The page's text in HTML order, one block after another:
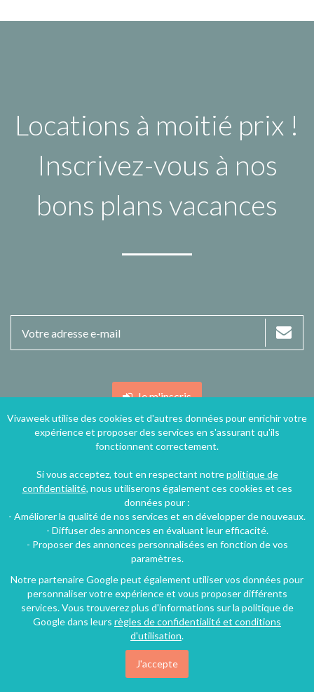
Locations à moitié prix !
Inscrivez-vous à nos
bons plans vacances
Je m'inscris
Vivaweek utilise des cookies et d'autres données pour enrichir votre
expérience et proposer des services en s'assurant qu'ils
fonctionnent correctement.
Si vous acceptez, tout en respectant notrepolitique de
confidentialité, nous utiliserons également ces cookies et ces
données pour :
- Améliorer la qualité de nos services et en développer de nouveaux.
- Diffuser des annonces en évaluant leur efficacité.
- Proposer des annonces personnalisées en fonction de vos
paramètres.
Notre partenaire Google peut également utiliser vos données pour
personnaliser votre expérience et vous proposer différents
services. Vous trouverez plus d'informations sur la politique de
Google dans leurs règles de confidentialité et conditions
d'utilisation.
J'accepte
Accueil
Qui sommes-nous ?
Louez votre logement
Aide et contact
Plan du site
Blog